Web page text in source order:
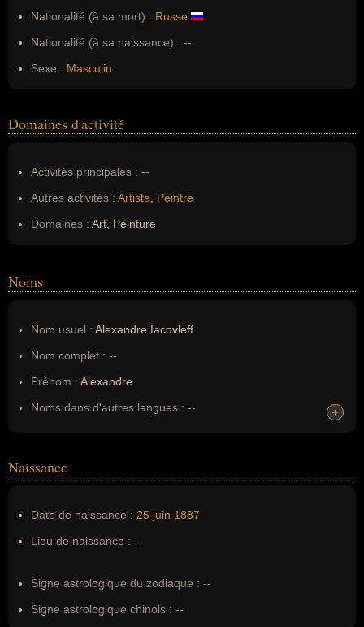
Nationalité (à sa mort) : Russe
Nationalité (à sa naissance) : --
Sexe : Masculin
Domaines d'activité
Activités principales : --
Autres activités : Artiste
Peintre
Domaines : Art, Peinture
Noms
Nom usuel : Alexandre Iacovleff
Nom complet : --
Prénom : Alexandre
Noms dans d'autres langues : --
Nom de famille :Iacovleff
+
+
Naissance
Date de naissance : 25 juin 1887
Lieu de naissance : --
Signe astrologique du zodiaque : --
Signe astrologique chinois : --